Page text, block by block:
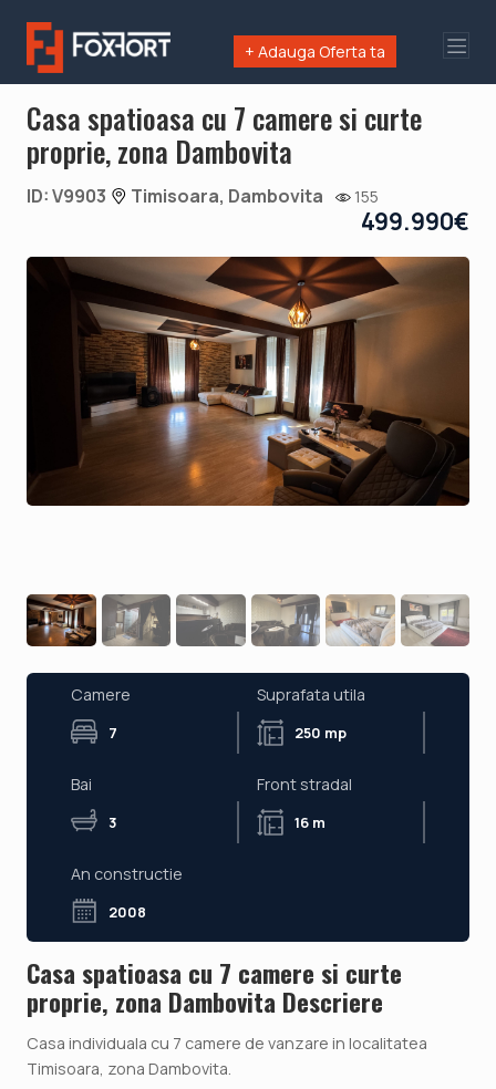
+ Adauga Oferta ta
Casa spatioasa cu 7 camere si curte
proprie, zona Dambovita
ID: V9903 Timisoara, Dambovita 155
499.990€
Camere
7
Suprafata utila
250 mp
Bai
3
Front stradal
16 m
An constructie
2008
Casa spatioasa cu 7 camere si curte
proprie, zona Dambovita Descriere
Casa individuala cu 7 camere de vanzare in localitatea
Timisoara, zona Dambovita.